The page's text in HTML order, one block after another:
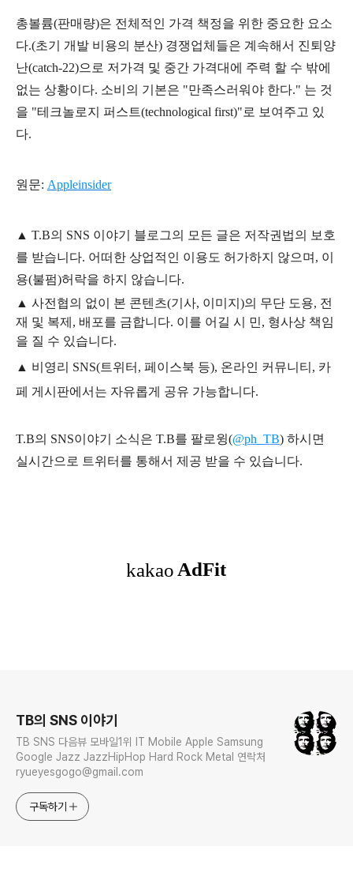
총볼륨(판매량)은 전체적인 가격 책정을 위한 중요한 요소
다.(초기 개발 비용의 분산) 경쟁업체들은 계속해서 진퇴양
난(catch-22)으로 저가격 및 중간 가격대에 주력 할 수 밖에
없는 상황이다. 소비의 기본은 "만족스러워야 한다." 는 것
을 "테크놀로지 퍼스트(technological first)"로 보여주고 있
다.
원문: Appleinsider
▲ T.B의 SNS 이야기 블 로그의 모든 글은 저작권법의 보호
를 받습니다. 어떠한 상업적인 이용도 허가하지 않으며, 이
용(불펌)허락을 하지 않습니다.
▲ 사전협의 없이 본 콘텐츠(기사, 이미지)의 무단 도용, 전
재 및 복제, 배포를 금합니다. 이를 어길 시 민, 형사상 책임
을 질 수 있습니다.
▲ 비영리 SNS(트위터, 페이스북 등), 온라인 커뮤니티, 카
페 게시판에서는 자유롭게 공유 가능합니다.
T.B의 SNS이야기 소식은 T.B를 팔로윙(@ph_TB) 하시면
실시간으로 트위터를 통해서 제공 받을 수 있습니다.
TB의 SNS 이야기
TB SNS 다음뷰 모바일1위 IT Mobile Apple Samsung
Google Jazz JazzHipHop Hard Rock Metal 연락처
ryueyesgogo@gmail.com
구독하기